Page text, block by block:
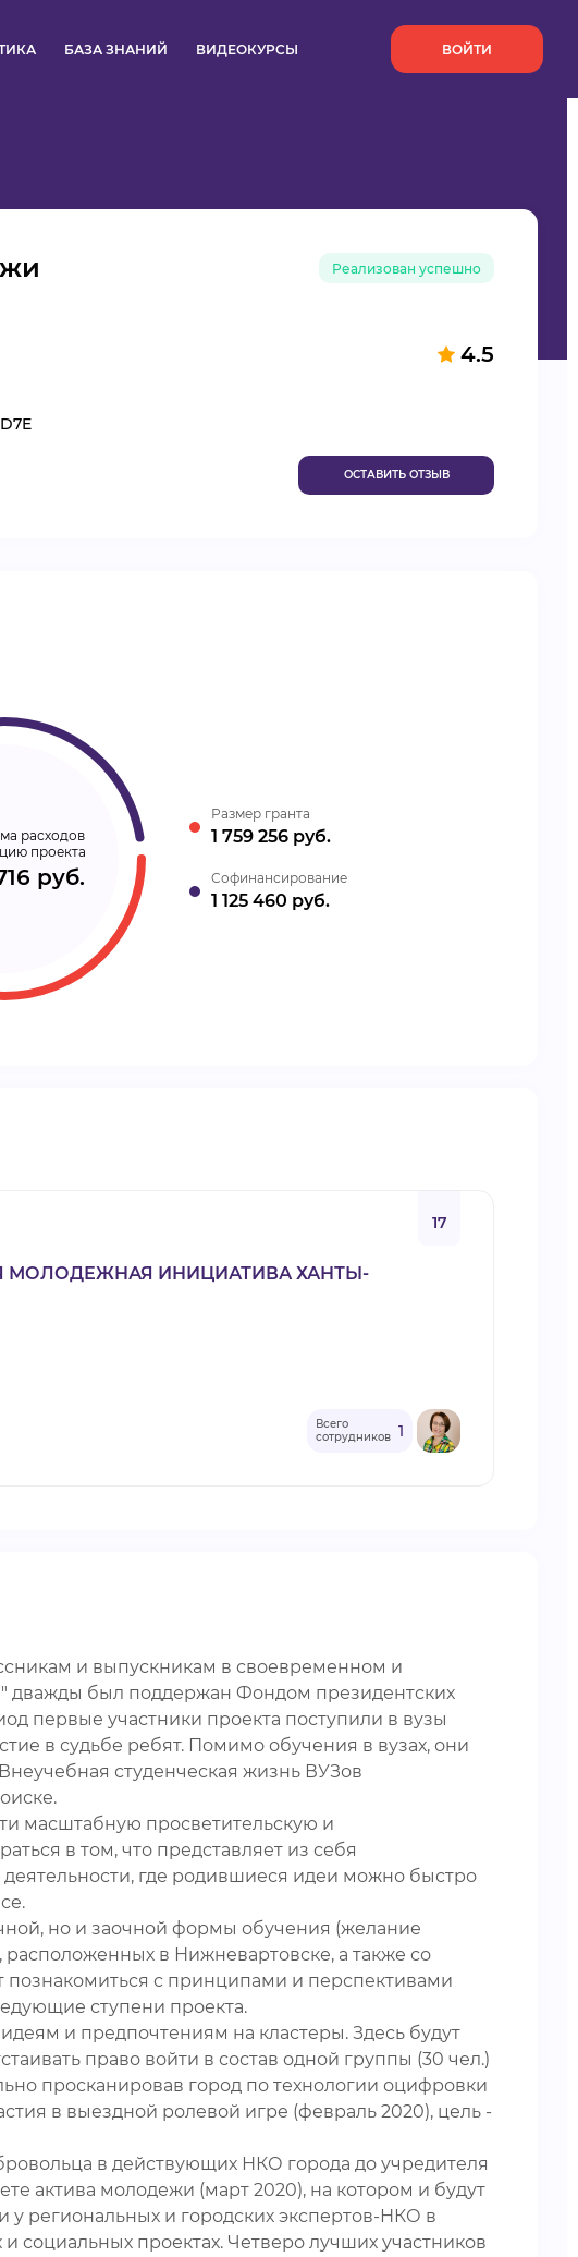
БАЗА ЗНАНИЙ ВИДЕОКУРСЫ ВОЙТИ
Реализован успешно
4.5
ОСТАВИТЬ ОТЗЫВ
расходов
проекта
руб.
Размер гранта
1 759 256 руб.
Cофинансирование
1 125 460 руб.
17
МОЛОДЕЖНАЯ ИНИЦИАТИВА ХАНТЫ-
Всего
сотрудников 1
и выпускникам в своевременном и
дважды был поддержан Фондом президентских
первые участники проекта поступили в вузы
в судьбе ребят. Помимо обучения в вузах, они
студенческая жизнь ВУЗов
масштабную просветительскую и
в том, что представляет из себя
где родившиеся идеи можно быстро
но и заочной формы обучения (желание
в Нижневартовске, а также со
познакомиться с принципами и перспективами
ступени проекта.
и предпочтениям на кластеры. Здесь будут
право войти в состав одной группы (30 чел.)
просканировав город по технологии оцифровки
в выездной ролевой игре (февраль 2020), цель -
в действующих НКО города до учредителя
актива молодежи (март 2020), на котором и будут
региональных и городских экспертов-НКО в
социальных проектах. Четверо лучших участников